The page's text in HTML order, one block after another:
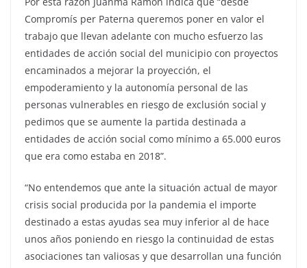
Compromís per Paterna queremos poner en valor el
trabajo que llevan adelante con mucho esfuerzo las
entidades de acción social del municipio con proyectos
encaminados a mejorar la proyección, el
empoderamiento y la autonomía personal de las
personas vulnerables en riesgo de exclusión social y
pedimos que se aumente la partida destinada a
entidades de acción social como mínimo a 65.000 euros
que era como estaba en 2018”.
“No entendemos que ante la situación actual de mayor
crisis social producida por la pandemia el importe
destinado a estas ayudas sea muy inferior al de hace
unos años poniendo en riesgo la continuidad de estas
asociaciones tan valiosas y que desarrollan una función